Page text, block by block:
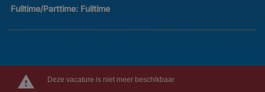
Fulltime/Parttime: Fulltime
Deze vacature is niet meer beschikbaar